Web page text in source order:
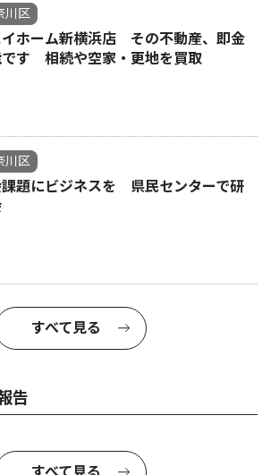
川区
イホーム新横浜店 その不動産、即金
す 相続や空家・更地を買取
川区
題にビジネスを 県民センターで研
すべて見る
告